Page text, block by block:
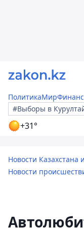
ПолитикаМир
#Выборы в
+31°
Новости Казахстана
Новости